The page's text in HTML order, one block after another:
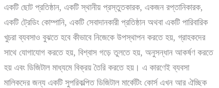
একটি ছোট প্রতিষ্ঠান, একটি স্থানীয় প্রস্তুতকারক, একজন রপ্তানিকারক,
একটি ট্রেডিং কোম্পানি, একটি সেবাদানকারী প্রতিষ্ঠান অথবা একটি পারিবারিক
খুচরা ব্যবসাও বুঝতে হবে কীভাবে নিজেকে উপস্থাপন করতে হয়, গ্রাহকদের
সাথে যোগাযোগ করতে হয়, বিশ্বাস গড়ে তুলতে হয়, অনুসন্ধান আকর্ষণ করতে
হয় এবং ডিজিটাল মাধ্যমে বিক্রয় তৈরি করতে হয়। এ কারণেই ব্যবসা
মালিকদের জন্য একটি সুপরিকল্পিত ডিজিটাল মার্কেটিং কোর্স এখন আর ঐচ্ছিক